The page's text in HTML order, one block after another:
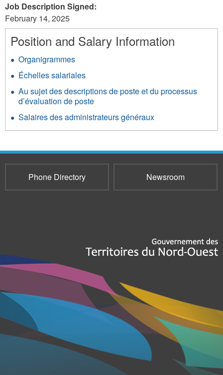
Job Description Signed:
February 14, 2025
Position and Salary Information
Organigrammes
Échelles salariales
Au sujet des descriptions de poste et du processus
d’évaluation de poste
Salaires des administrateurs généraux
Phone Directory Newsroom